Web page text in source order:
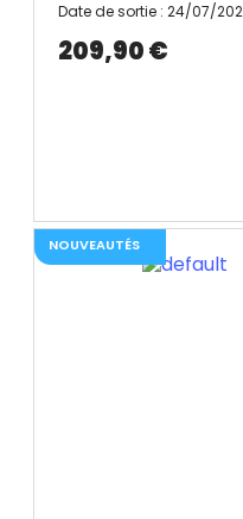
Date de sortie : 24/07/
209,90 €
NOUVEAUTÉS